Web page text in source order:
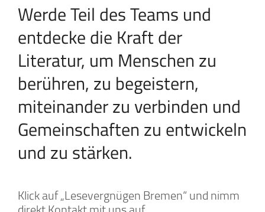
Werde Teil des Teams und
entdecke die Kraft der
Literatur, um Menschen zu
berühren, zu begeistern,
miteinander zu verbinden und
Gemeinschaften zu entwickeln
und zu stärken.
Klick auf „Lesevergnügen Bremen“ und nimm